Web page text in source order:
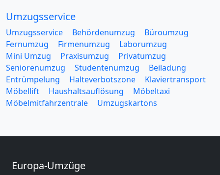
Umzugsservice
Umzugsservice Behördenumzug
Büroumzug
Fernumzug
Firmenumzug
Laborumzug
Mini Umzug
Praxisumzug
Privatumzug
Seniorenumzug
Studentenumzug
Beiladung
Entrümpelung
Halteverbotszone
Klaviertransport
Möbellift
Haushaltsauflösung
Möbeltaxi
Möbelmitfahrzentrale
Umzugskartons
Europa-Umzüge